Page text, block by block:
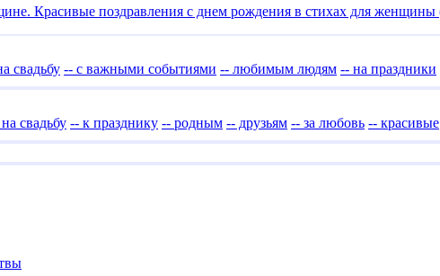
Красивые поздравления с днем рождения в стихах для
свадьбу -- с важными событиями -- любимым людям -- на праздники
свадьбу -- к празднику -- родным -- друзьям -- за любовь -- красивые